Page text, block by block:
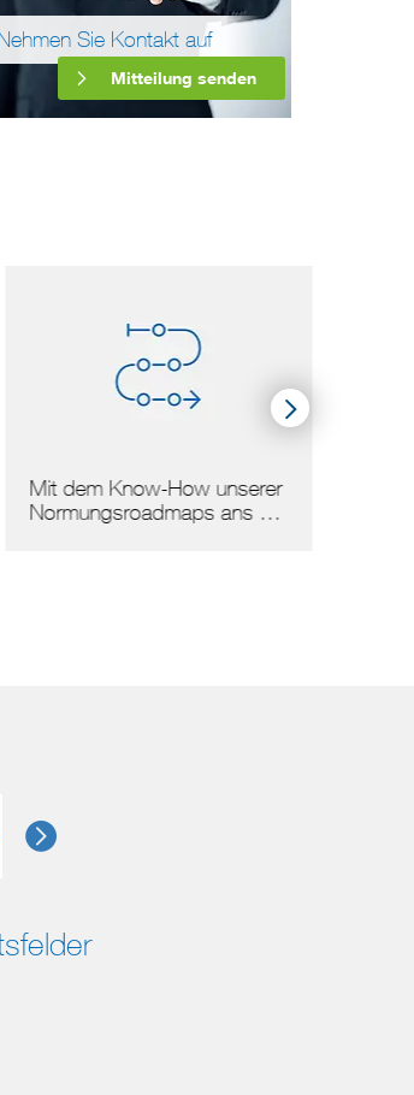
Sie Kontakt auf
Mitteilung senden
Mit dem Know-How unserer
Normungsroadmaps ans …